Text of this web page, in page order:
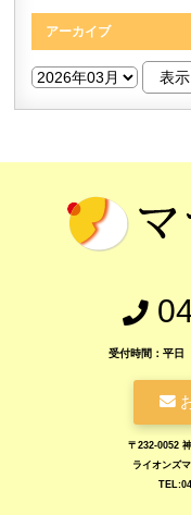
アーカイブ
受付時間：平日
〒232-0052
ライオンズ